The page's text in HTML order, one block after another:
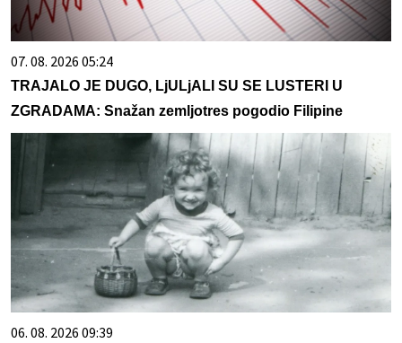
07. 08. 2026 05:24
TRAJALO JE DUGO, LjULjALI SU SE LUSTERI U
ZGRADAMA: Snažan zemljotres pogodio Filipine
06. 08. 2026 09:39